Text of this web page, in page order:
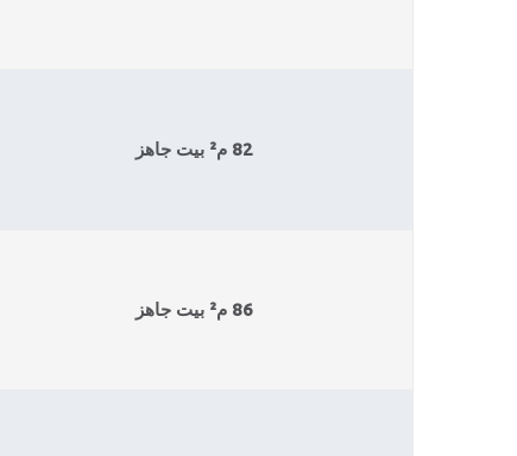
82 م² بيت جاهز
86 م² بيت جاهز